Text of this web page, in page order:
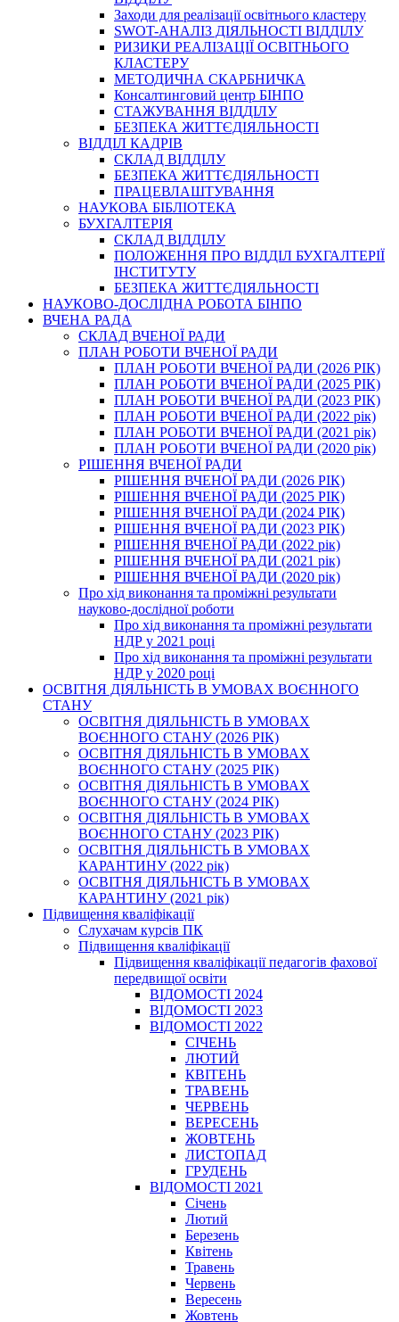
Заходи для реалізації освітнього кластеру
SWOT-АНАЛІЗ ДІЯЛЬНОСТІ ВІДДІЛУ
РИЗИКИ РЕАЛІЗАЦІЇ ОСВІТНЬОГО
КЛАСТЕРУ
МЕТОДИЧНА СКАРБНИЧКА
Консалтинговий центр БІНПО
СТАЖУВАННЯ ВІДДІЛУ
БЕЗПЕКА ЖИТТЄДІЯЛЬНОСТІ
ВІДДІЛ КАДРІВ
СКЛАД ВІДДІЛУ
БЕЗПЕКА ЖИТТЄДІЯЛЬНОСТІ
ПРАЦЕВЛАШТУВАННЯ
НАУКОВА БІБЛІОТЕКА
БУХГАЛТЕРІЯ
СКЛАД ВІДДІЛУ
ПОЛОЖЕННЯ ПРО ВІДДІЛ БУХГАЛТЕРІЇ
ІНСТИТУТУ
БЕЗПЕКА ЖИТТЄДІЯЛЬНОСТІ
НАУКОВО-ДОСЛІДНА РОБОТА БІНПО
ВЧЕНА РАДА
СКЛАД ВЧЕНОЇ РАДИ
ПЛАН РОБОТИ ВЧЕНОЇ РАДИ
ПЛАН РОБОТИ ВЧЕНОЇ РАДИ (2026 РІК)
ПЛАН РОБОТИ ВЧЕНОЇ РАДИ (2025 РІК)
ПЛАН РОБОТИ ВЧЕНОЇ РАДИ (2023 РІК)
ПЛАН РОБОТИ ВЧЕНОЇ РАДИ (2022 рік)
ПЛАН РОБОТИ ВЧЕНОЇ РАДИ (2021 рік)
ПЛАН РОБОТИ ВЧЕНОЇ РАДИ (2020 рік)
РІШЕННЯ ВЧЕНОЇ РАДИ
РІШЕННЯ ВЧЕНОЇ РАДИ (2026 РІК)
РІШЕННЯ ВЧЕНОЇ РАДИ (2025 РІК)
РІШЕННЯ ВЧЕНОЇ РАДИ (2024 РІК)
РІШЕННЯ ВЧЕНОЇ РАДИ (2023 РІК)
РІШЕННЯ ВЧЕНОЇ РАДИ (2022 рік)
РІШЕННЯ ВЧЕНОЇ РАДИ (2021 рік)
РІШЕННЯ ВЧЕНОЇ РАДИ (2020 рік)
Про хід виконання та проміжні результати
науково-дослідної роботи
Про хід виконання та проміжні результати
НДР у 2021 році
Про хід виконання та проміжні результати
НДР у 2020 році
ОСВІТНЯ ДІЯЛЬНІСТЬ В УМОВАХ ВОЄННОГО
СТАНУ
ОСВІТНЯ ДІЯЛЬНІСТЬ В УМОВАХ
ВОЄННОГО СТАНУ (2026 РІК)
ОСВІТНЯ ДІЯЛЬНІСТЬ В УМОВАХ
ВОЄННОГО СТАНУ (2025 РІК)
ОСВІТНЯ ДІЯЛЬНІСТЬ В УМОВАХ
ВОЄННОГО СТАНУ (2024 РІК)
ОСВІТНЯ ДІЯЛЬНІСТЬ В УМОВАХ
ВОЄННОГО СТАНУ (2023 РІК)
ОСВІТНЯ ДІЯЛЬНІСТЬ В УМОВАХ
КАРАНТИНУ (2022 рік)
ОСВІТНЯ ДІЯЛЬНІСТЬ В УМОВАХ
КАРАНТИНУ (2021 рік)
Підвищення кваліфікації
Слухачам курсів ПК
Підвищення кваліфікації
Підвищення кваліфікації педагогів фахової
передвищої освіти
ВІДОМОСТІ 2024
ВІДОМОСТІ 2023
ВІДОМОСТІ 2022
СІЧЕНЬ
ЛЮТИЙ
КВІТЕНЬ
ТРАВЕНЬ
ЧЕРВЕНЬ
ВЕРЕСЕНЬ
ЖОВТЕНЬ
ЛИСТОПАД
ГРУДЕНЬ
ВІДОМОСТІ 2021
Січень
Лютий
Березень
Квітень
Травень
Червень
Вересень
Жовтень